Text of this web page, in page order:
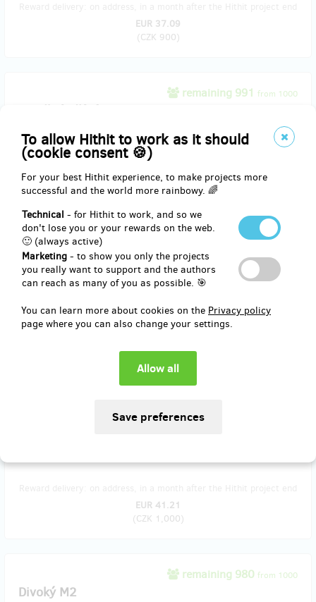
To allow Hithit to work as it should
(cookie consent 🍪)
For your best Hithit experience, to make projects more
successful and the world more rainbowy. 🌈
Technical - for Hithit to work, and so we
don't lose you or your rewards on the web.
🙂 (always active)
Marketing - to show you only the projects
you really want to support and the authors
can reach as many of you as possible. 🎯
You can learn more about cookies on the Privacy policy
page where you can also change your settings.
EUR 37.09
(CZK 900)
remaining 991 from 1000
Splněná Přání
Napíšeme Vaše přánína zeď Tisíce Splněných Přání. Buďte pozorní,
přejte si dobře. Do čtvrt roku se splní. A jméno na Wall of Fame k
tomu.
Reward delivery: on address, in a quarter after the Hithit project
end
(CZK 1,000)
sold 11
PODPORUJI Divokou Mazanku 1000
(a podpisy) všech Divokých Matek a
EUR 41.21
(CZK 1,000)
remaining 980 from 1000
Divoký M2